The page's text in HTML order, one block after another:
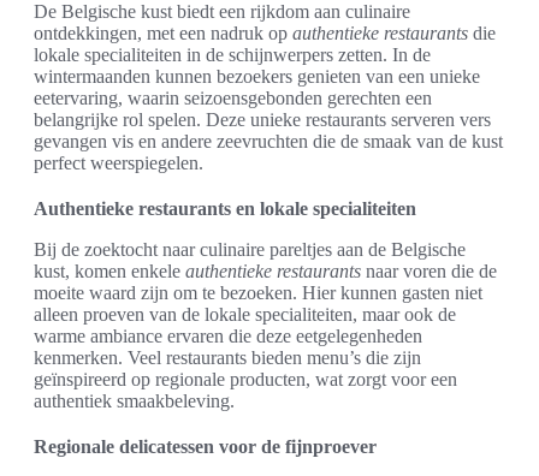
De Belgische kust biedt een rijkdom aan culinaire
ontdekkingen, met een nadruk op authentieke restaurants die
lokale specialiteiten in de schijnwerpers zetten. In de
wintermaanden kunnen bezoekers genieten van een unieke
eetervaring, waarin seizoensgebonden gerechten een
belangrijke rol spelen. Deze unieke restaurants serveren vers
gevangen vis en andere zeevruchten die de smaak van de kust
perfect weerspiegelen.
Authentieke restaurants en lokale specialiteiten
Bij de zoektocht naar culinaire pareltjes aan de Belgische
kust, komen enkele authentieke restaurants naar voren die de
moeite waard zijn om te bezoeken. Hier kunnen gasten niet
alleen proeven van de lokale specialiteiten, maar ook de
warme ambiance ervaren die deze eetgelegenheden
kenmerken. Veel restaurants bieden menu’s die zijn
geïnspireerd op regionale producten, wat zorgt voor een
authentiek smaakbeleving.
Regionale delicatessen voor de fijnproever